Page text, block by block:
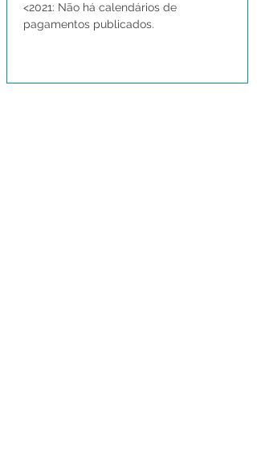
<2021: Não há calendários de
pagamentos publicados.